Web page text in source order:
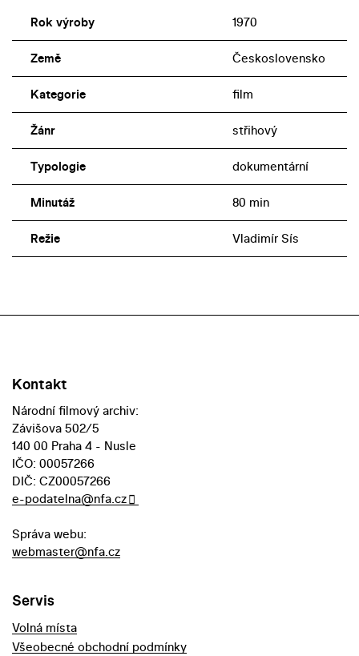
Rok výroby 1970
Země Československo
Kategorie film
Žánr střihový
Typologie dokumentární
Minutáž 80 min
Režie Vladimír Sís
Kontakt
Národní filmový archiv:
Závišova 502/5
140 00 Praha 4 - Nusle
IČO: 00057266
DIČ: CZ00057266
e-podatelna@nfa.cz
Správa webu:
webmaster@nfa.cz
Servis
Volná místa
Všeobecné obchodní podmínky